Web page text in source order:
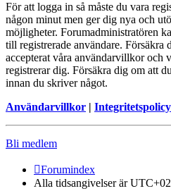
För att logga in så måste du vara
någon minut men ger dig nya och
möjligheter. Forumadministratören
till registrerade användare. Försäkra
accepterat våra användarvillkor och
registrerar dig. Försäkra dig om att
innan du skriver något.
Användarvillkor | Integritetspolicy
Bli medlem
Forumindex
Alla tidsangivelser är